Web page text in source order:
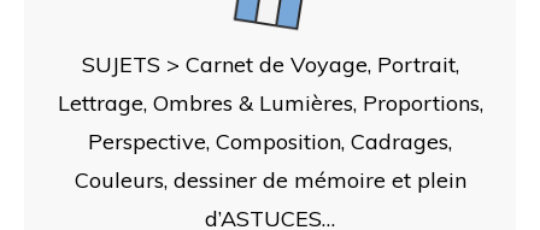
SUJETS > Carnet de Voyage, Portrait,
Lettrage, Ombres & Lumières, Proportions,
Perspective, Composition, Cadrages,
Couleurs, dessiner de mémoire et plein
d’ASTUCES…